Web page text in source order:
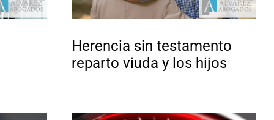
Herencia sin testamento
reparto viuda y los hijos